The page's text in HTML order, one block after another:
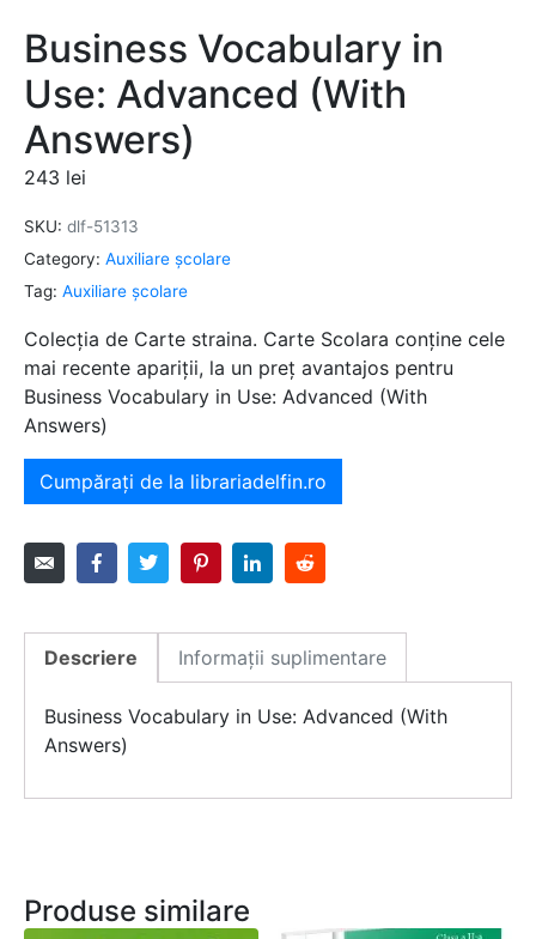
Business Vocabulary in
Use: Advanced (With
Answers)
243 lei
SKU: dlf-51313
Category: Auxiliare şcolare
Tag: Auxiliare şcolare
Colecția de Carte straina. Carte Scolara conține cele
mai recente apariții, la un preț avantajos pentru
Business Vocabulary in Use: Advanced (With
Answers)
Cumpărați de la librariadelfin.ro
Descriere Informații suplimentare
Business Vocabulary in Use: Advanced (With
Answers)
Produse similare